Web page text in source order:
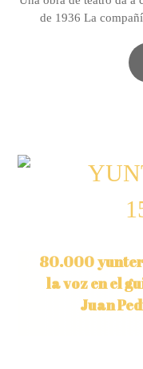
de 1936 La
80.000
la voz en el
Juan